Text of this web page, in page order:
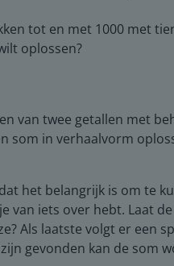
tot en met 1000 met
oplossen?
van twee getallen met
som in verhaalvorm
het belangrijk is om te
van iets over hebt. Laat
Als laatste volgt er een
gevonden kan de som